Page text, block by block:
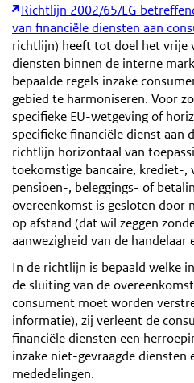
Richtlijn 2002/65/EG
van financiële diensten aan
richtlijn) heeft tot doel het vrije
diensten binnen de interne
bepaalde regels inzake
gebied te harmoniseren. Voor
specifieke EU-wetgeving of
specifieke financiële dienst aan
richtlijn horizontaal van
toekomstige bancaire, krediet-,
pensioen-, beleggings- of
overeenkomst is gesloten door
op afstand (dat wil zeggen
aanwezigheid van de handelaar
In de richtlijn is bepaald welke
de sluiting van de
consument moet worden
informatie), zij verleent de
financiële diensten een
inzake niet-gevraagde diensten
mededelingen.